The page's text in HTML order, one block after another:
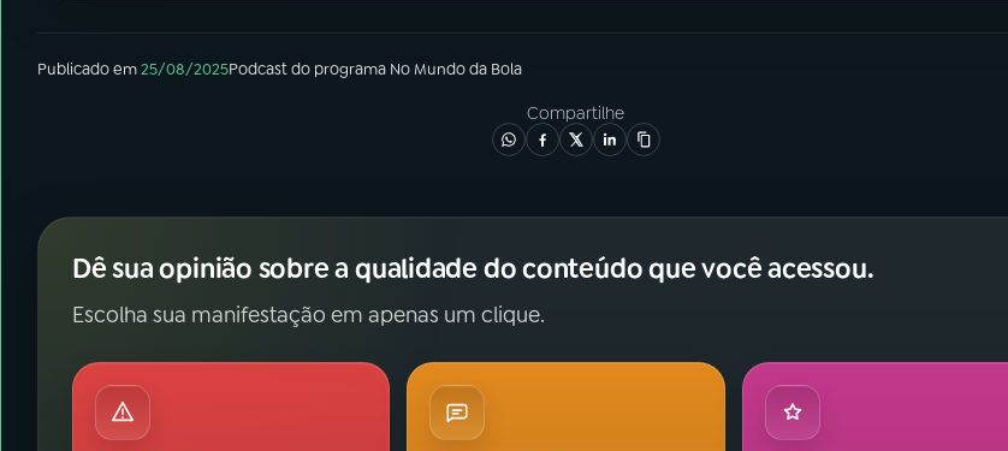
Publicado em25/08/2025Podcastdo programa No Mundo da Bola
Compartilhe
Dê sua opinião sobre a qualidade do conteúdo que você acessou.
Escolha sua manifestação em apenas um clique.